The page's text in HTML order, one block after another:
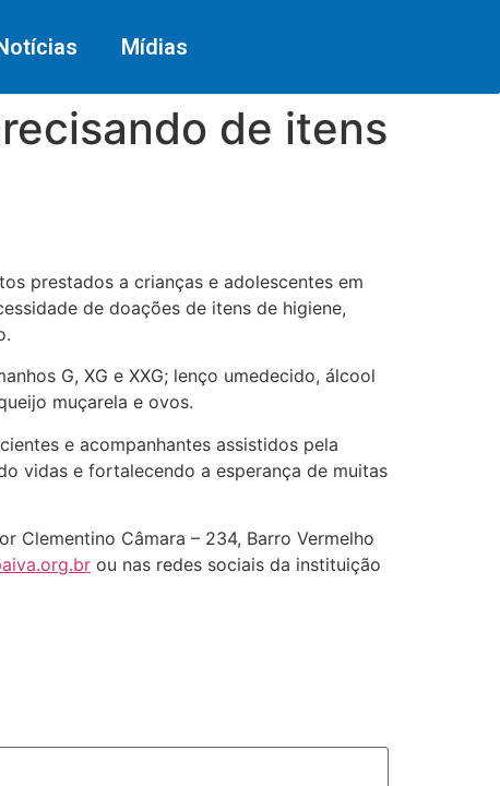
Mídias
de itens
prestados a crianças e adolescentes em
de doações de itens de higiene,
G, XG e XXG; lenço umedecido, álcool
muçarela e ovos.
e acompanhantes assistidos pela
vidas e fortalecendo a esperança de muitas
Clementino Câmara – 234, Barro Vermelho
ou nas redes sociais da instituição